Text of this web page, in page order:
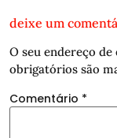
deixe um
O seu endereço
obrigatórios são
Comentário *